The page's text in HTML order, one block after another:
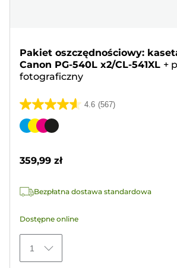
Pakiet oszczędnościowy:
Canon PG-540L x2/CL-541XL +
fotograficzny
4.6 (567)
4.6
na
567
Wkład
359,99 zł
Bezpłatna dostawa standardowa
Dostępne online
1